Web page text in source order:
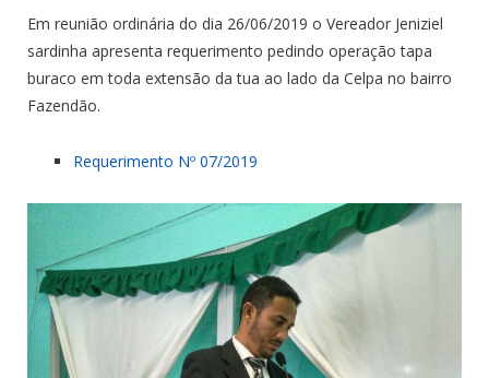
Em reunião ordinária do dia 26/06/2019 o Vereador Jeniziel
sardinha apresenta requerimento pedindo operação tapa
buraco em toda extensão da tua ao lado da Celpa no bairro
Fazendão.
Requerimento Nº 07/2019